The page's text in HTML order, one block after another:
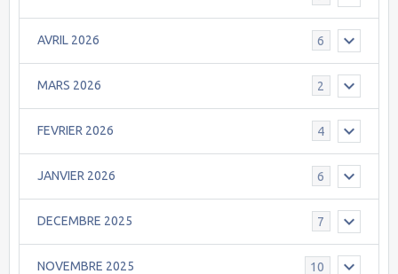
AVRIL 2026 6
MARS 2026 2
FEVRIER 2026 4
JANVIER 2026 6
DECEMBRE 2025 7
NOVEMBRE 2025 10